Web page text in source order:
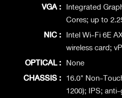
VGA : Integrated
Cores; up to
NIC : Intel Wi-Fi 6E
wireless card;
OPTICAL : None
CHASSIS : 16.0" Non-
1200); IPS;